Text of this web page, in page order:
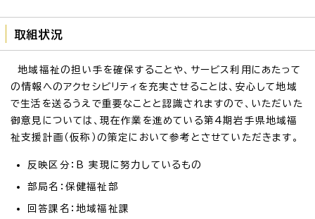
取組状況
地域福祉の担い手を確保することや、サービス利用にあたって
の情報へのアクセシビリティを充実させることは、安心して地域
で生活を送るうえで重要なことと認識されますので、いただいた
御意見については、現在作業を進めている第4期岩手県地域福
祉支援計画（仮称）の策定において参考とさせていただきます。
反映区分：B 実現に努力しているもの
部局名：保健福祉部
回答課名：地域福祉課